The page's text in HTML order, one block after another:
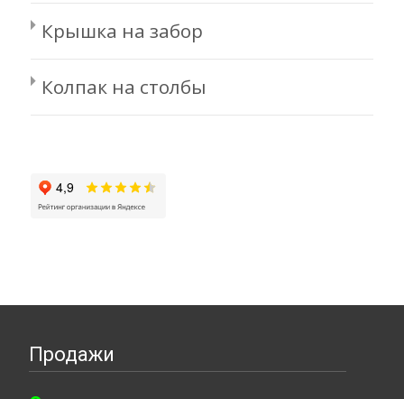
Крышка на забор
Колпак на столбы
Продажи